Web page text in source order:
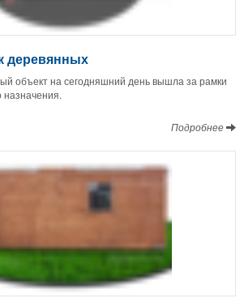
деревянных
объект на сегодняшний день вышла за рамки
назначения.
Подробнее